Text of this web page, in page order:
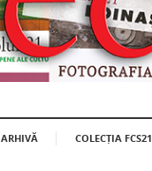
ARHIVĂ COLECȚIA FCS21